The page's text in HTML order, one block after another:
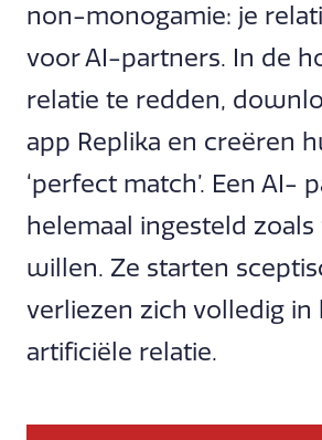
non-monogamie: je
voor AI-partners. In de
relatie te redden,
app Replika en creëren
‘perfect match’. Een AI-
helemaal ingesteld zoals
willen. Ze starten
verliezen zich volledig in
artificiële relatie.